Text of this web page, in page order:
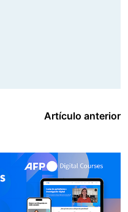
Artículo anterior